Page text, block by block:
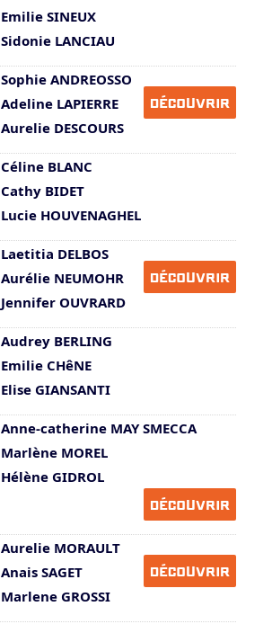
Emilie SINEUX
Sidonie LANCIAU
Sophie ANDREOSSO
Adeline LAPIERRE
Aurelie DESCOURS
DÉCOUVRIR
Céline BLANC
Cathy BIDET
Lucie HOUVENAGHEL
Laetitia DELBOS
Aurélie NEUMOHR
Jennifer OUVRARD
DÉCOUVRIR
Audrey BERLING
Emilie CHêNE
Elise GIANSANTI
Anne-catherine MAY SMECCA
Marlène MOREL
Hélène GIDROL
DÉCOUVRIR
Aurelie MORAULT
Anais SAGET
Marlene GROSSI
DÉCOUVRIR